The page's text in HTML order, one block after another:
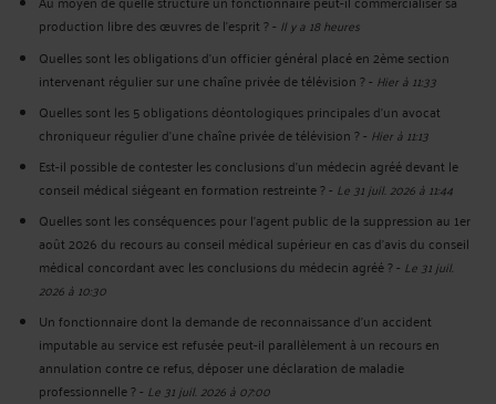
production libre des œuvres de l’esprit ?- Il y a 18 heures
Quelles sont les obligations d’un officier général placé en 2ème section
intervenant régulier sur une chaîne privée de télévision ?- Hier à 11:33
Quelles sont les 5 obligations déontologiques principales d’un avocat
chroniqueur régulier d’une chaîne privée de télévision ?- Hier à 11:13
Est-il possible de contester les conclusions d’un médecin agréé devant le
conseil médical siégeant en formation restreinte ?- Le 31 juil. 2026 à 11:44
Quelles sont les conséquences pour l’agent public de la suppression au 1er
août 2026 du recours au conseil médical supérieur en cas d'avis du conseil
médical concordant avec les conclusions du médecin agréé ?- Le 31 juil.
2026 à 10:30
Un fonctionnaire dont la demande de reconnaissance d’un accident
imputable au service est refusée peut-il parallèlement à un recours en
annulation contre ce refus, déposer une déclaration de maladie
professionnelle ?- Le 31 juil. 2026 à 07:00